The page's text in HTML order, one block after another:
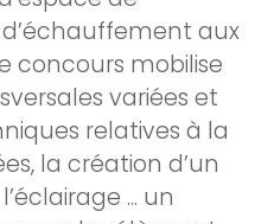
aux
concours mobilise
variées et
relatives à la
la création d’un
... un